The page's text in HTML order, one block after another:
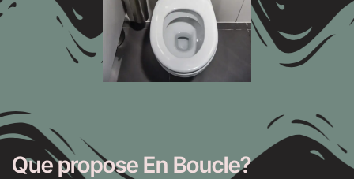
Que propose En Boucle?